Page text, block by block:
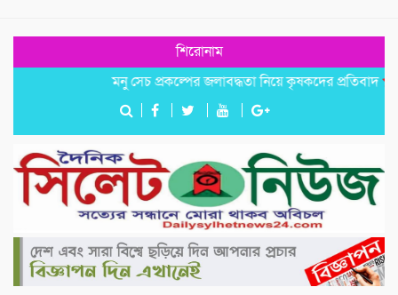
শিরোনাম
মনু সেচ প্রকল্পের জলাবদ্ধতা নিয়ে কৃষকদের প্রতিবাদ